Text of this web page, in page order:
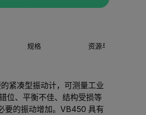
规格 资源与支持
紧凑型振动计，可测量工业
位、平衡不佳、结构受损等
要的振动增加。VB450 具有